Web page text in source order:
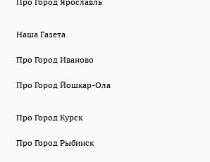
Наша Газета
Про Город Иваново
Про Город Йошкар-Ола
Про Город Курск
Про Город Рыбинск